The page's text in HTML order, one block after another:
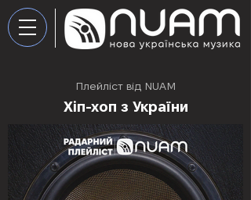
Плейліст від NUAM
Хіп-хоп з України